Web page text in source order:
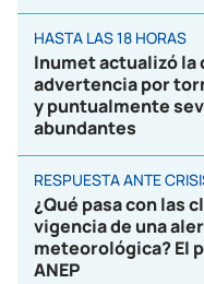
HASTA LAS 18 HORAS
Inumet actualizó la
advertencia por
y puntualmente
abundantes
RESPUESTA ANTE
¿Qué pasa con las
vigencia de una
meteorológica? El
ANEP